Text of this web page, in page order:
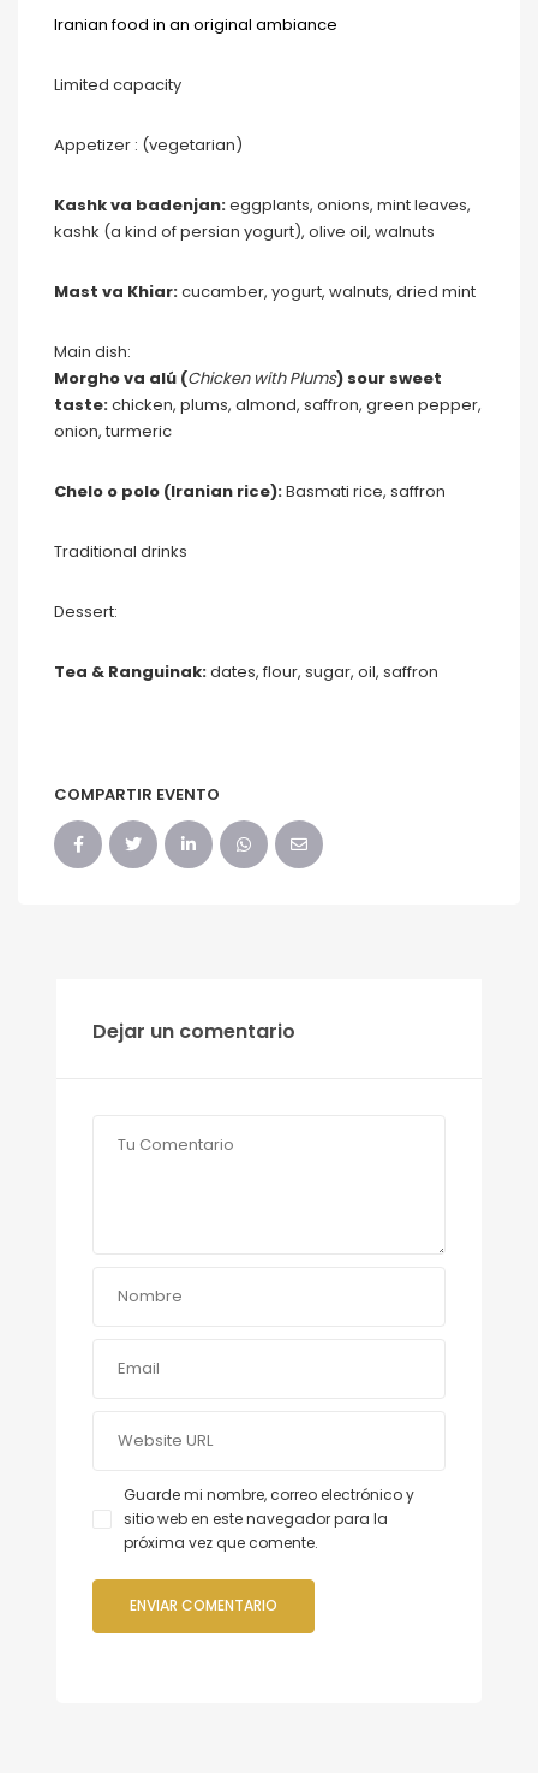
Iranian food in an original ambiance
Limited capacity
Appetizer : (vegetarian)
Kashk va badenjan:eggplants, onions, mint leaves,
kashk (a kind of persian yogurt), olive oil, walnuts
Mast va Khiar:cucamber, yogurt, walnuts, dried mint
Main dish:
Morgho va alú (Chicken with Plums) sour sweet
taste:chicken, plums, almond, saffron, green pepper,
onion, turmeric
Chelo o polo (Iranian rice):Basmati rice, saffron
Traditional drinks
Dessert:
Tea & Ranguinak:dates, flour, sugar, oil, saffron
COMPARTIR EVENTO
Dejar un comentario
Guarde mi nombre, correo electrónico y
sitio web en este navegador para la
próxima vez que comente.